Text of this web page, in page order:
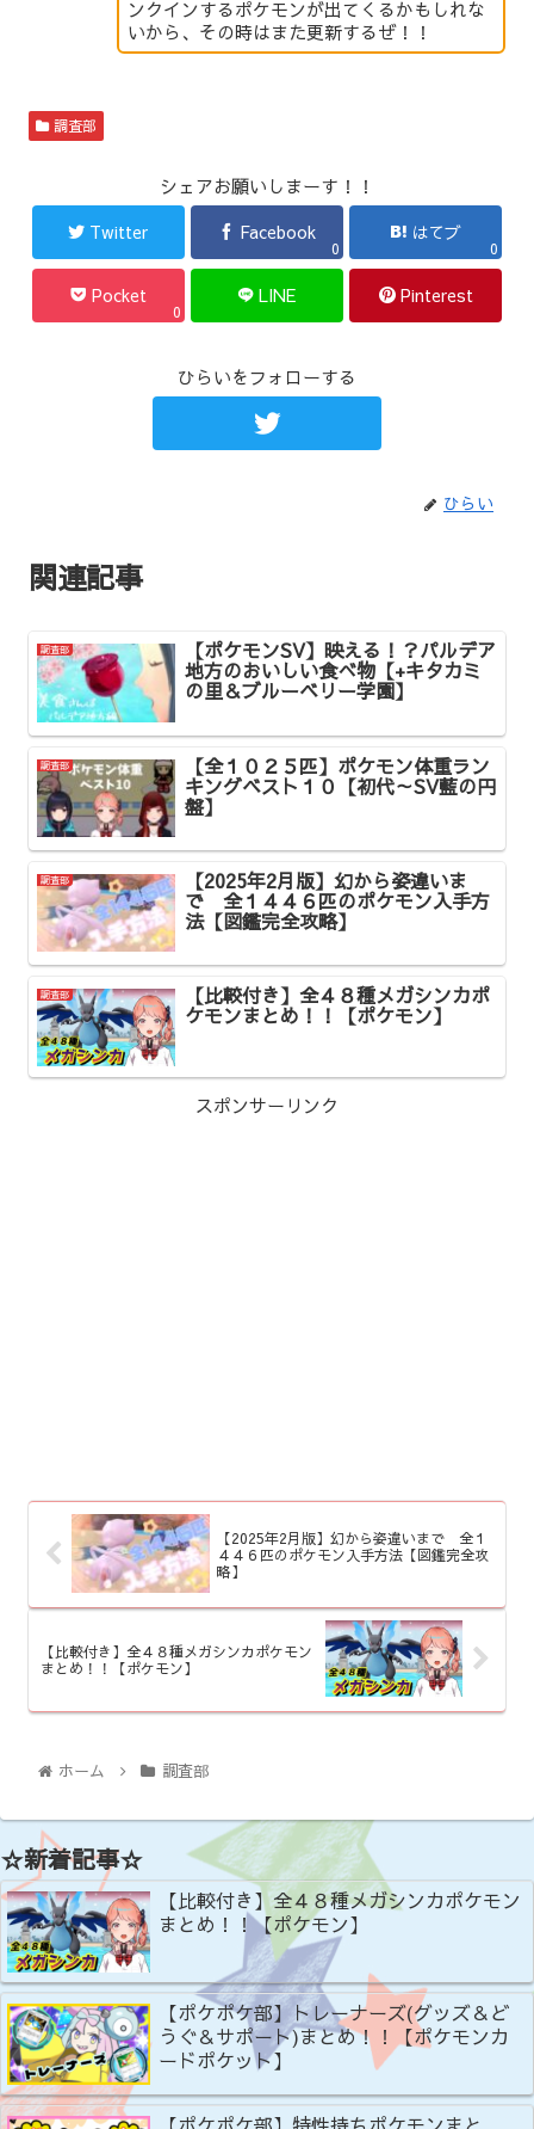
ンクインするポケモンが出てくるかもしれな
いから、その時はまた更新するぜ！！
調査部
シェアお願いしまーす！！
Twitter Facebook
0
はてブ
0
Pocket
0
LINE Pinterest
ひらいをフォローする
ひらい
関連記事
調査部 【ポケモンSV】映える！？パルデア
地方のおいしい食べ物【+キタカミ
の里＆ブルーベリー学園】
調査部 【全１０２５匹】ポケモン体重ラン
キングベスト１０【初代～SV藍の円
盤】
調査部 【2025年2月版】幻から姿違いま
で 全１４４６匹のポケモン入手方
法【図鑑完全攻略】
調査部 【比較付き】全４８種メガシンカポ
ケモンまとめ！！【ポケモン】
スポンサーリンク
【2025年2月版】幻から姿違いまで 全１
４４６匹のポケモン入手方法【図鑑完全攻
略】
【比較付き】全４８種メガシンカポケモン
まとめ！！【ポケモン】
ホーム 調査部
☆新着記事☆
【比較付き】全４８種メガシンカポケモン
まとめ！！【ポケモン】
【ポケポケ部】トレーナーズ(グッズ＆ど
うぐ＆サポート)まとめ！！【ポケモンカ
ードポケット】